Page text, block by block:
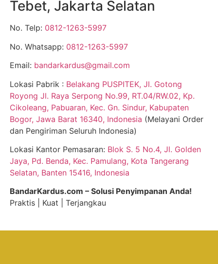
Tebet, Jakarta Selatan
No. Telp: 0812-1263-5997
No. Whatsapp: 0812-1263-5997
Email: bandarkardus@gmail.com
Lokasi Pabrik : Belakang PUSPITEK, Jl. Gotong
Royong Jl. Raya Serpong No.99, RT.04/RW.02, Kp.
Cikoleang, Pabuaran, Kec. Gn. Sindur, Kabupaten
Bogor, Jawa Barat 16340, Indonesia (Melayani Order
dan Pengiriman Seluruh Indonesia)
Lokasi Kantor Pemasaran: Blok S. 5 No.4, Jl. Golden
Jaya, Pd. Benda, Kec. Pamulang, Kota Tangerang
Selatan, Banten 15416, Indonesia
BandarKardus.com – Solusi Penyimpanan Anda!
Praktis | Kuat | Terjangkau